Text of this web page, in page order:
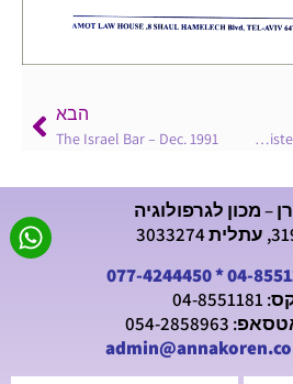
Mr. Meir Sheetrit, Minister of Justice – Jul. 2002
הבא
The Israel Bar – Dec. 1991
– מכון לגרפולוגיה
04-
*
077-4244450
8551181
054-2858963